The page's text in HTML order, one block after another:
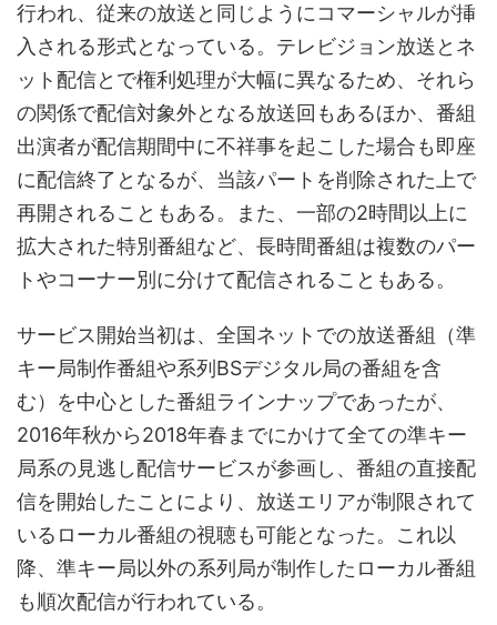
行われ、従来の放送と同じようにコマーシャルが挿
入される形式となっている。テレビジョン放送とネ
ット配信とで権利処理が大幅に異なるため、それら
の関係で配信対象外となる放送回もあるほか、番組
出演者が配信期間中に不祥事を起こした場合も即座
に配信終了となるが、当該パートを削除された上で
再開されることもある。また、一部の2時間以上に
拡大された特別番組など、長時間番組は複数のパー
トやコーナー別に分けて配信されることもある。
サービス開始当初は、全国ネットでの放送番組（準
キー局制作番組や系列BSデジタル局の番組を含
む）を中心とした番組ラインナップであったが、
2016年秋から2018年春までにかけて全ての準キー
局系の見逃し配信サービスが参画し、番組の直接配
信を開始したことにより、放送エリアが制限されて
いるローカル番組の視聴も可能となった。これ以
降、準キー局以外の系列局が制作したローカル番組
も順次配信が行われている。